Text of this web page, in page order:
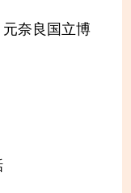
奈良国立博